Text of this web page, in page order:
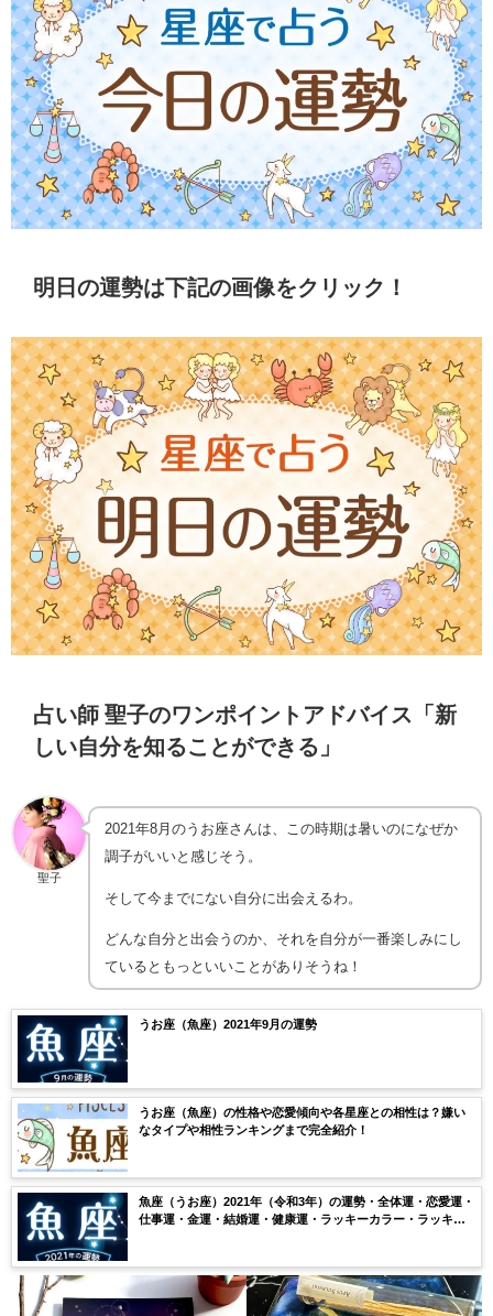
明日の運勢は下記の画像をクリック！
占い師 聖子のワンポイントアドバイス「新
しい自分を知ることができる」
聖子
2021年8月のうお座さんは、この時期は暑いのになぜか
調子がいいと感じそう。
そして今までにない自分に出会えるわ。
どんな自分と出会うのか、それを自分が一番楽しみにし
ているともっといいことがありそうね！
うお座（魚座）2021年9月の運勢
うお座（魚座）の性格や恋愛傾向や各星座との相性は？嫌い
なタイプや相性ランキングまで完全紹介！
魚座（うお座）2021年（令和3年）の運勢・全体運・恋愛運・
仕事運・金運・結婚運・健康運・ラッキーカラー・ラッキー